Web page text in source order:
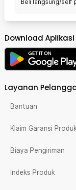
Beli langsung/self
Download
Layanan
Bantuan
Klaim Garansi
Biaya Pengiriman
Indeks Produk